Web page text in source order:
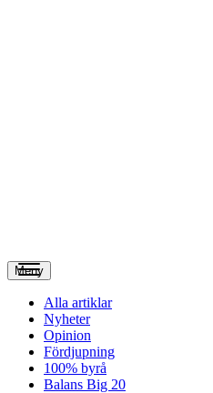
Meny
Alla artiklar
Nyheter
Opinion
Fördjupning
100% byrå
Balans Big 20